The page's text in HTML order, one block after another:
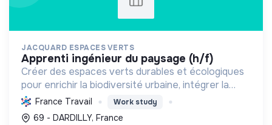
JACQUARD ESPACES VERTS
apprenti ingénieur du paysage (h/f)
Créer des espaces verts durables et écologiques
pour enrichir la biodiversité urbaine, intégrer la
nature aux bâtiments et promouvoir des pratiques
paysagères respectueuses de l'environnement.
France Travail Work study
69 - DARDILLY, France